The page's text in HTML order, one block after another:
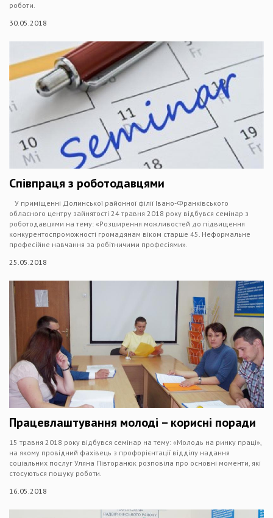
роботи.
30.05.2018
Співпраця з роботодавцями
У приміщенні Долинської районної філії Івано-Франківського
обласного центру зайнятості 24 травня 2018 року відбувся семінар з
роботодавцями на тему: «Розширення можливостей до підвищення
конкурентоспроможності громадянам віком старше 45. Неформальне
професійне навчання за робітничими професіями».
25.05.2018
Працевлаштування молоді – корисні поради
15 травня 2018 року відбувся семінар на тему: «Молодь на ринку праці»,
на якому провідний фахівець з профорієнтації відділу надання
соціальних послуг Уляна Півторанюк розповіла про основні моменти, які
стосуються пошуку роботи.
16.05.2018